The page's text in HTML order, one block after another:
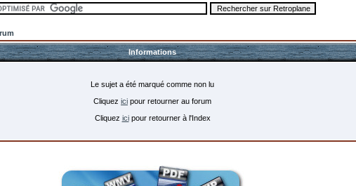
Informations
Le sujet a été marqué comme non lu
Cliquez ici pour retourner au forum
Cliquez icipour retourner à l'Index